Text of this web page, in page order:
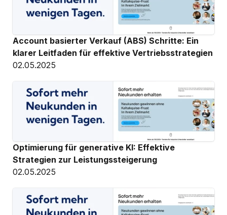
Account basierter Verkauf (ABS) Schritte: Ein
klarer Leitfaden für effektive Vertriebsstrategien
02.05.2025
Optimierung für generative KI: Effektive
Strategien zur Leistungssteigerung
02.05.2025